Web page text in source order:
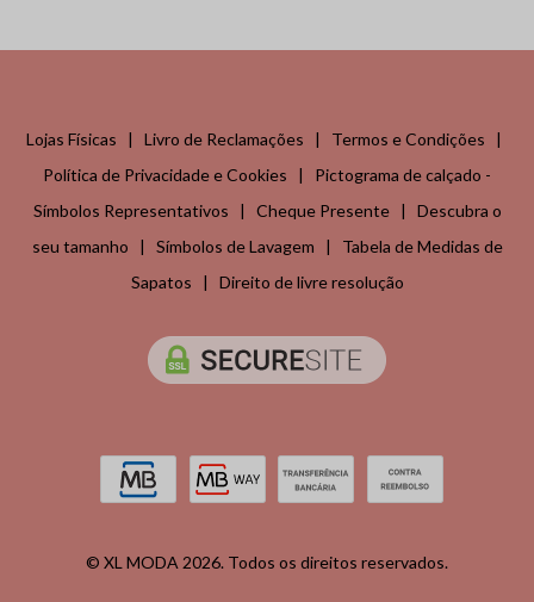
Lojas Físicas | Livro de Reclamações | Termos e Condições |
Política de Privacidade e Cookies | Pictograma de calçado -
Símbolos Representativos | Cheque Presente| Descubra o
seu tamanho | Símbolos de Lavagem | Tabela de Medidas de
Sapatos | Direito de livre resolução
© XL MODA 2026. Todos os direitos reservados.